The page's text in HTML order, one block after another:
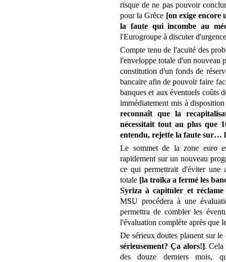
risque de ne pas pouvoir
pour la Grèce [on exige encore
la faute qui incombe au
l'Eurogroupe à discuter
Compte tenu de l'acuité des
l'enveloppe totale d'un nouveau
constitution d'un fonds de
bancaire afin de pouvoir faire
banques et aux éventuels coûts
immédiatement mis à
reconnaît que la
nécessitait tout au plus que
entendu, rejette la faute sur…
Le sommet de la zone euro
rapidement sur un nouveau
ce qui permettrait d'éviter une
totale [la troïka a fermé les
Syriza à capituler et
MSU procédera à une
permettra de combler les
l'évaluation complète après que
De sérieux doutes planent sur
sérieusement? Ça alors!]. Cela
des douze derniers mois,